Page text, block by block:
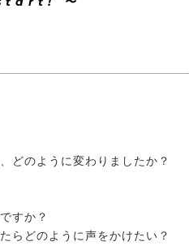
どのように変わりましたか？
ですか？
らどのように声をかけたい？